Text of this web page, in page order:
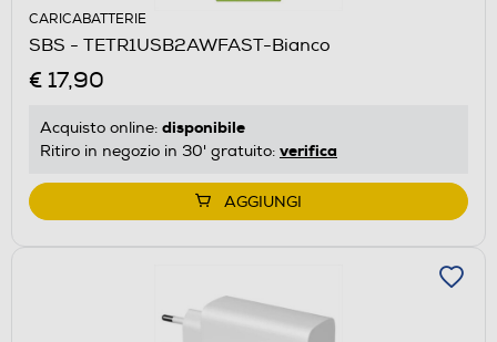
CARICABATTERIE
SBS - TETR1USB2AWFAST-Bianco
€ 17,90
Acquisto online: disponibile
Ritiro in negozio in 30' gratuito: verifica
AGGIUNGI